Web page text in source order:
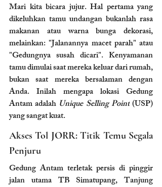
Mari kita bicara jujur. Hal pertama yang
dikeluhkan tamu undangan bukanlah rasa
makanan atau warna bunga dekorasi,
melainkan: "Jalanannya macet parah" atau
"Gedungnya susah dicari". Kenyamanan
tamu dimulai saat mereka keluar dari rumah,
bukan saat mereka bersalaman dengan
Anda. Inilah mengapa lokasi Gedung
Antam adalah Unique Selling Point (USP)
yang sangat kuat.
Akses Tol JORR: Titik Temu Segala
Penjuru
Gedung Antam terletak persis di pinggir
jalan utama TB Simatupang, Tanjung